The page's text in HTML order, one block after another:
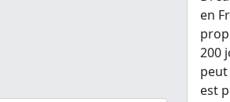
en
200
est